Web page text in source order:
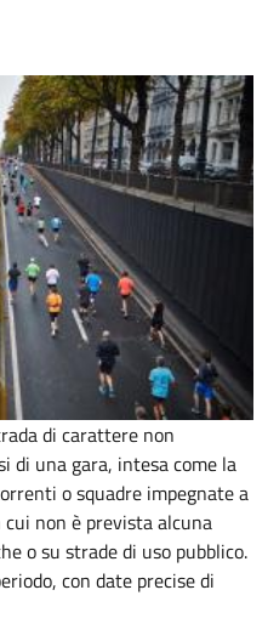
di carattere non
di una gara, intesa come la
o squadre impegnate a
non è prevista alcuna
o su strade di uso pubblico.
con date precise di